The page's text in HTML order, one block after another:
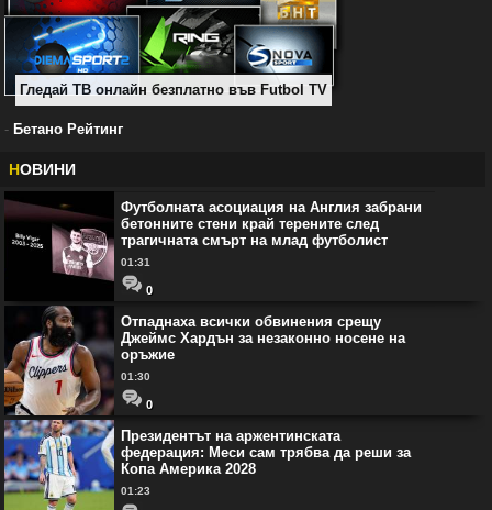
Гледай ТВ онлайн безплатно във Futbol TV
- Бетано Рейтинг
НОВИНИ
Футболната асоциация на Англия забрани
бетонните стени край терените след
трагичната смърт на млад футболист
01:31
0
Отпаднаха всички обвинения срещу
Джеймс Хардън за незаконно носене на
оръжие
01:30
0
Президентът на аржентинската
федерация: Меси сам трябва да реши за
Копа Америка 2028
01:23